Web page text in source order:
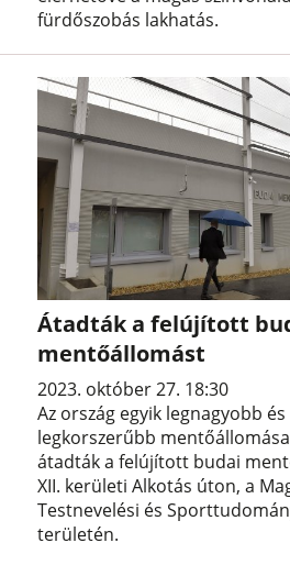
fürdőszobás lakhatás.
Átadták a felújított
mentőállomást
2023. október 27. 18:30
Az ország egyik legnagyobb és
legkorszerűbb
átadták a felújított budai
XII. kerületi Alkotás úton, a
Testnevelési és
területén.